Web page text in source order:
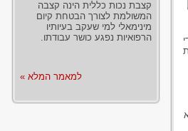
קצבת נכות כללית הינה קצבה
המשולמת לצורך הבטחת קיום
מינימאלי למי שעקב בעיותיו
הרפואיות נפגע כושר עבודתו.
למאמר המלא »